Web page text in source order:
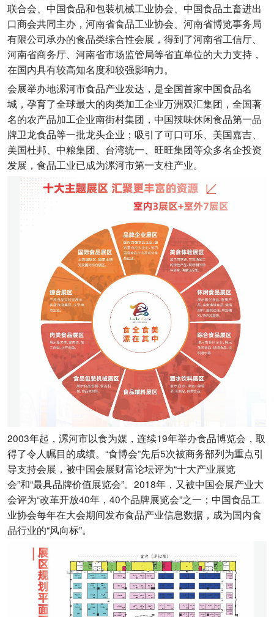
联合会、中国食品和包装机械工业协会、中国食品土畜进出
口商会共同主办，河南省食品工业协会、河南省博览事务局
有限公司承办的食品类综合性会展，得到了河南省工信厅、
河南省商务厅、河南省市场监管局等省直单位的大力支持，
在国内具有较高知名度和较强影响力。
会展举办地漯河市食品产业发达，是全国首家中国食品名
城，孕育了全球最大的肉类加工企业万洲双汇集团，全国著
名的农产品加工企业南街村集团，中国辣味休闲食品第一品
牌卫龙食品等一批龙头企业；吸引了可口可乐、美国嘉吉、
美国杜邦、中粮集团、台湾统一、旺旺集团等众多名企投资
发展，食品工业已成为漯河市第一支柱产业。
2003年起，漯河市以食为媒，连续19年举办食品博览会，取
得了令人瞩目的成绩。“食博会”先后5次被商务部列为重点引
导支持会展，被中国会展财富论坛评为“十大产业展览
会”和“最具品牌价值展览会”。2018年，又被中国会展产业大
会评为“改革开放40年，40个品牌展览会”之一；中国食品工
业协会每年在大会期间发布食品产业信息数据，成为国内食
品行业的“风向标”。